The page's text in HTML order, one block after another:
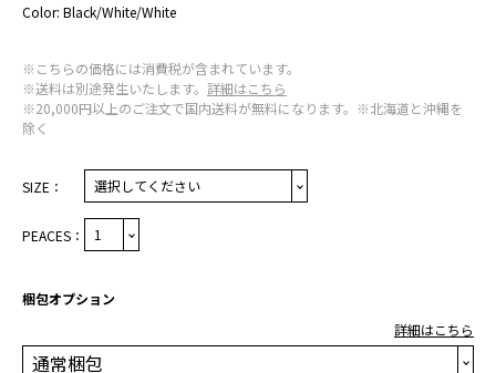
Color: Black/White/White
※こちらの価格には消費税が含まれています。
※送料は別途発生いたします。 詳細はこちら
※20,000円以上のご注文で国内送料が無料になります。※北海道と沖縄を
除く
SIZE：
PEACES：
梱包オプション
詳細はこちら